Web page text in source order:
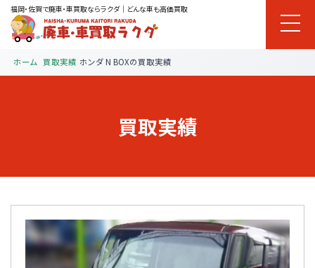
福岡・佐賀で廃車・車買取ならラクダ｜どんな車も高価買取
ホーム 買取実績 ホンダ N BOXの買取実績
買取実績